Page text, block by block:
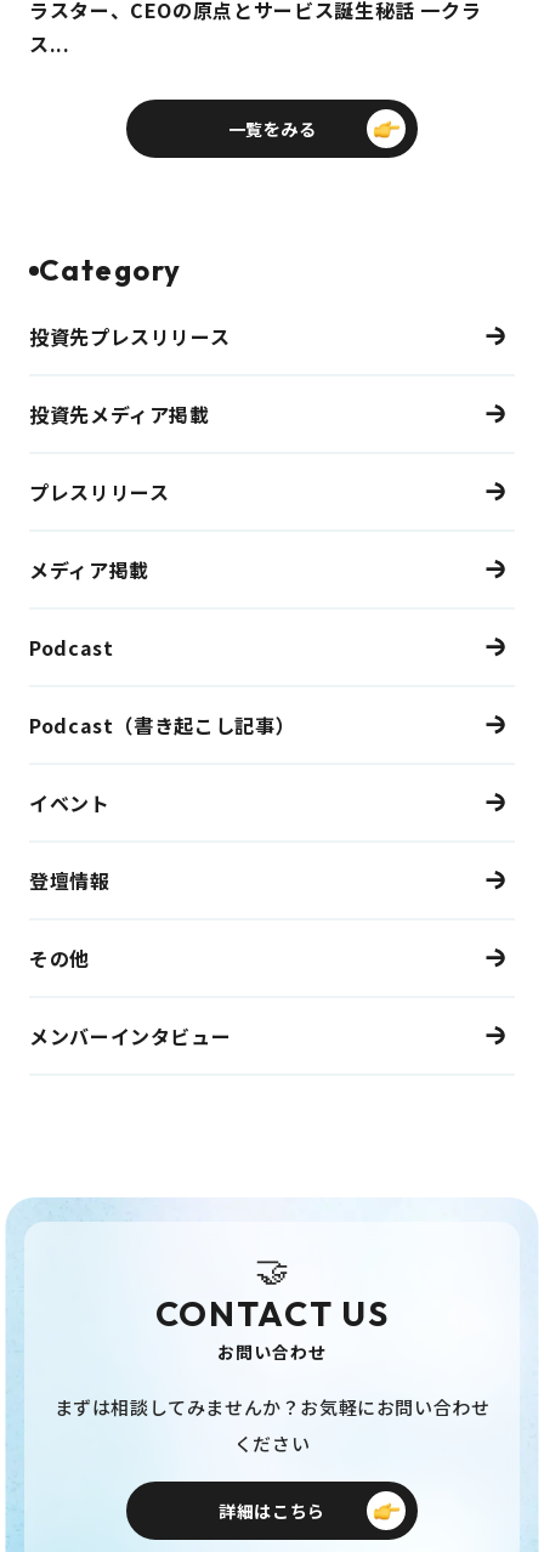
ラスター、CEOの原点とサービス誕生秘話 一クラ
ス...
一覧をみる
Category
投資先プレスリリース
投資先メディア掲載
プレスリリース
メディア掲載
Podcast
Podcast（書き起こし記事）
イベント
登壇情報
その他
メンバーインタビュー
🤝
CONTACT US
お問い合わせ
まずは相談してみませんか？お気軽にお問い合わせ
ください
詳細はこちら